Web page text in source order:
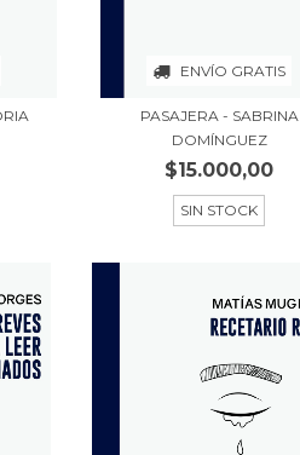
ENVÍO GRATIS
PASAJERA - SABRINA
DOMÍNGUEZ
$15.000,00
SIN STOCK